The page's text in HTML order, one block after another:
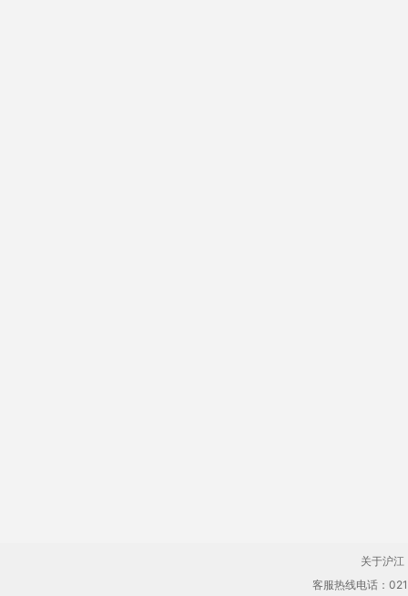
关于沪江
客服热线电话：